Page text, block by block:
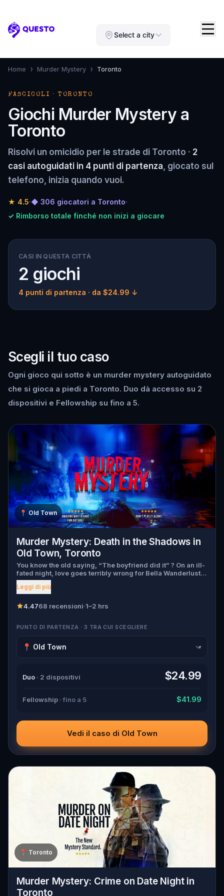
Questo Select a city
Home › Murder Mystery › Toronto
FASCICOLI · TORONTO
Giochi Murder Mystery a
Toronto
Risolvi un omicidio per le strade di Toronto · 2
casi autoguidati in 4 punti di partenza, giocato sul
telefono, inizia quando vuoi.
★ 4.5·◆ 306 giocatori a Toronto·
✓ Rimborso totale finché non inizi a giocare
CASI IN QUESTA CITTÀ
2 giochi
4 punti di partenza · da $24.99 ↓
Scegli il tuo caso
Ogni gioco qui sotto è un murder mystery autoguidato
che si gioca a piedi a Toronto. Duo dà accesso su 2
dispositivi e Fellowship su fino a 5.
📍 Old Town
Murder Mystery: Death in the Shadows in
Old Town, Toronto
You know the old saying, “The boyfriend did it” ? On an ill-
fated night, love goes terribly wrong for Bella Wanderlust
and Walter Bridges . Bella, a famous travel blogger, was
found dead during a ghost tour led by the theatrical Percy
Walter, the obsessed boyfriend? Percy, the ghost tour
suspects, and expose the real murderer before they strike
down all the crucial evidence.
Leggi di più
4.4768 recensioni·1–2 hrs
PUNTO DI PARTENZA · 3 TRA CUI SCEGLIERE
▾
Duo · 2 dispositivi $24.99
Fellowship · fino a 5 $41.99
Vedi il caso di Old Town
📍 Toronto
Murder Mystery: Crime on Date Night in
Toronto